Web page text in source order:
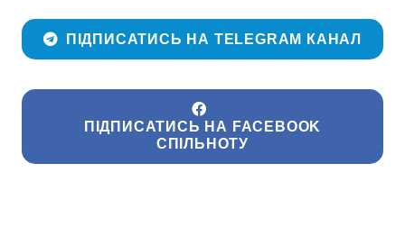
ПІДПИСАТИСЬ НА TELEGRAM КАНАЛ
ПІДПИСАТИСЬ НА FACEBOOK
СПІЛЬНОТУ